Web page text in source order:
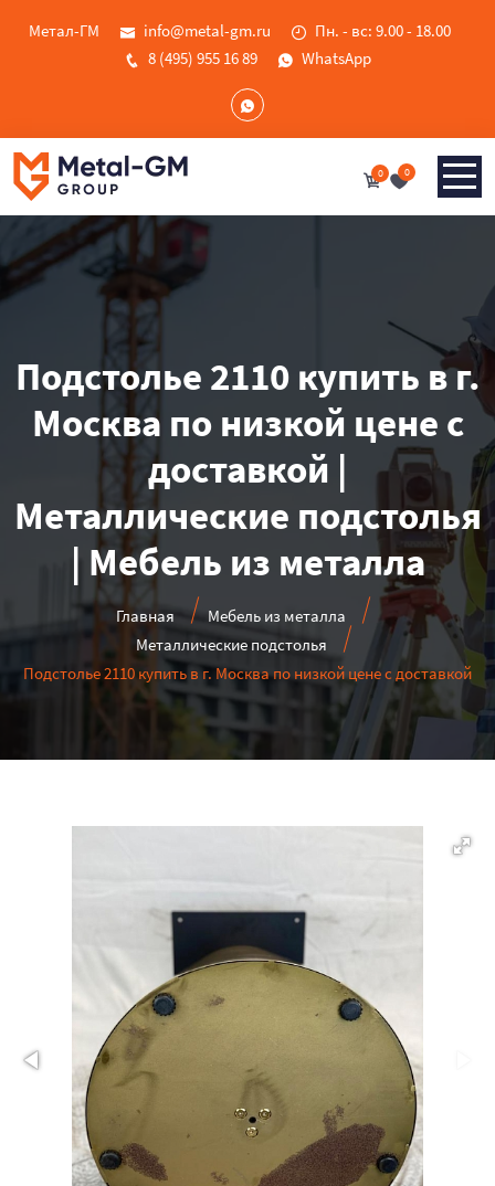
Метал-ГМ info@metal-gm.ru
Пн. - вс: 9.00 - 18.00
8 (495) 955 16 89
WhatsApp
0 0
Подстолье 2110 купить в г.
Москва по низкой цене с
доставкой |
Металлические подстолья
| Мебель из металла
Главная
Мебель из металла
Металлические подстолья
Подстолье 2110 купить в г. Москва по низкой цене с доставкой